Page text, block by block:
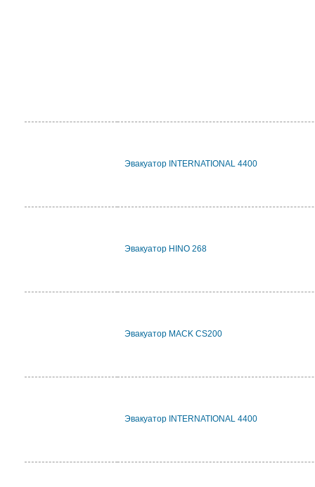
Эвакуатор INTERNATIONAL 4400
Эвакуатор HINO 268
Эвакуатор MACK CS200
Эвакуатор INTERNATIONAL 4400